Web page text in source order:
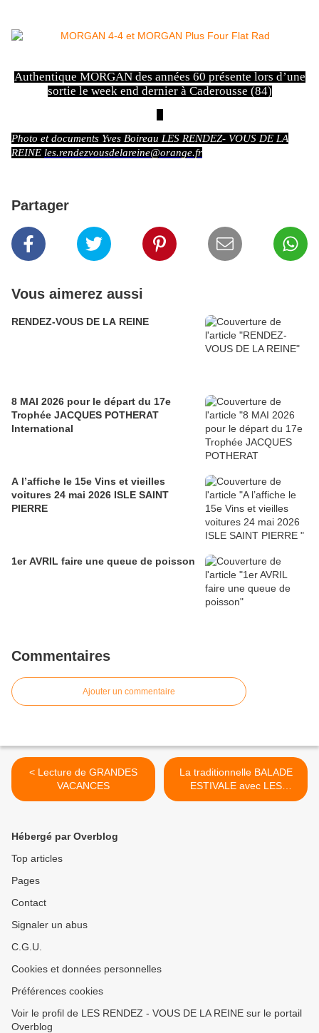
Authentique MORGAN des années 60 présente lors d’une
sortie le week end dernier à Caderousse (84)
Photo et documents Yves Boireau LES RENDEZ- VOUS DE LA
REINE les.rendezvousdelareine@orange.fr
Partager
Vous aimerez aussi
RENDEZ-VOUS DE LA REINE
8 MAI 2026 pour le départ du 17e
Trophée JACQUES POTHERAT
International
A l’affiche le 15e Vins et vieilles
voitures 24 mai 2026 ISLE SAINT
PIERRE
1er AVRIL faire une queue de poisson
Commentaires
Ajouter un commentaire
< Lecture de GRANDES
VACANCES
La traditionnelle BALADE
ESTIVALE avec LES
TEUFS TEUFS A PAPY
Hébergé par Overblog
Top articles
Pages
Contact
Signaler un abus
C.G.U.
Cookies et données personnelles
Préférences cookies
Voir le profil de LES RENDEZ - VOUS DE LA REINE sur le portail
Overblog